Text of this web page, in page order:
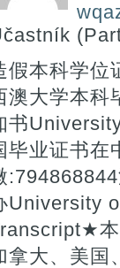
假本科学位
澳大学本科
书
毕业证书在
University
本
拿大、美国